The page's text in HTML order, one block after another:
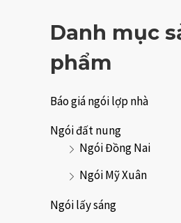
p
h
g
5
s
a
Danh mục
phẩm
Báo giá ngói lợp nhà
Ngói đất nung
Ngói Đồng Nai
Ngói Mỹ Xuân
Ngói lấy sáng